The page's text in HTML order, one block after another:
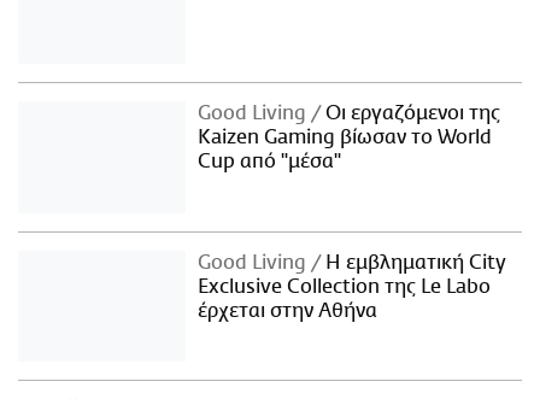
Good Living
Οι εργαζόμενοι της
Kaizen Gaming βίωσαν το World
Cup από "μέσα"
Good Living
Η εμβληματική City
Exclusive Collection της Le Labo
έρχεται στην Αθήνα